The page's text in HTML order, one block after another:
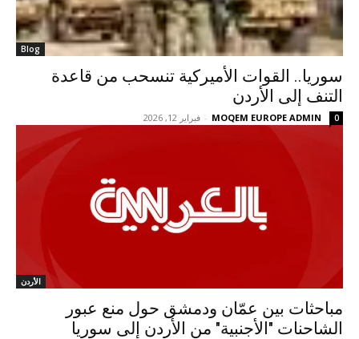
Blog
سوريا.. القوات الأميركية تنسحب من قاعدة
التنف إلى الأردن
MOQEM EUROPE ADMIN
- فبراير 12, 2026 0
الأردن
مباحثات بين عمّان ودمشق حول منع عبور
الشاحنات "الأجنبية" من الأردن إلى سوريا